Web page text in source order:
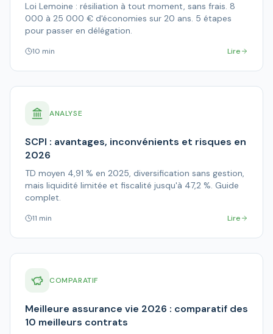
Loi Lemoine : résiliation à tout moment, sans frais. 8
000 à 25 000 € d'économies sur 20 ans. 5 étapes
pour passer en délégation.
10 min Lire
ANALYSE
SCPI : avantages, inconvénients et risques en
2026
TD moyen 4,91 % en 2025, diversification sans gestion,
mais liquidité limitée et fiscalité jusqu'à 47,2 %. Guide
complet.
11 min Lire
COMPARATIF
Meilleure assurance vie 2026 : comparatif des
10 meilleurs contrats